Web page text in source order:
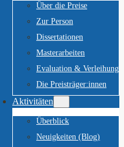
Über die Preise
Zur Person
Dissertationen
Masterarbeiten
Evaluation & Verleihung
Die Preisträger:innen
Aktivitäten
Überblick
Neuigkeiten (Blog)